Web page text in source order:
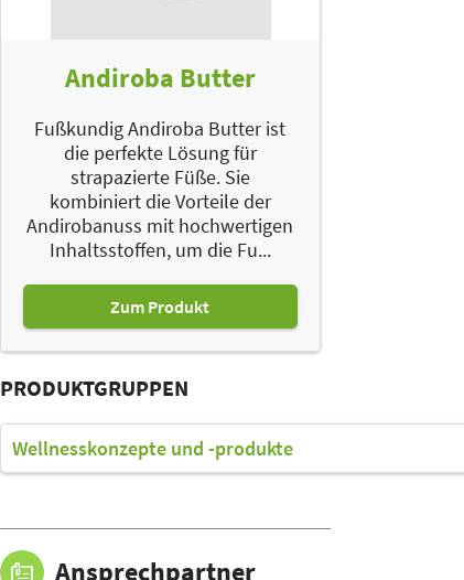
Andiroba Butter
Fußkundig Andiroba Butter ist
die perfekte Lösung für
strapazierte Füße. Sie
kombiniert die Vorteile der
Andirobanuss mit hochwertigen
Inhaltsstoffen, um die Fu...
Zum Produkt
PRODUKTGRUPPEN
Wellnesskonzepte und -produkte
Ansprechpartner